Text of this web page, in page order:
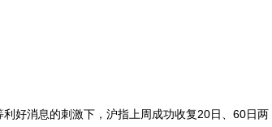
消息的刺激下，沪指上周成功收复20日、60日两